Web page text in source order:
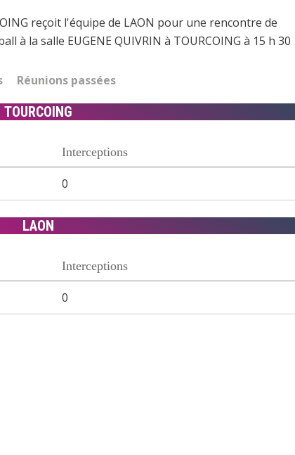
reçoit l'équipe de LAON pour une rencontre de
à la salle EUGENE QUIVRIN à TOURCOING à 15 h 30
Réunions passées
TOURCOING
Interceptions
0
LAON
Interceptions
0